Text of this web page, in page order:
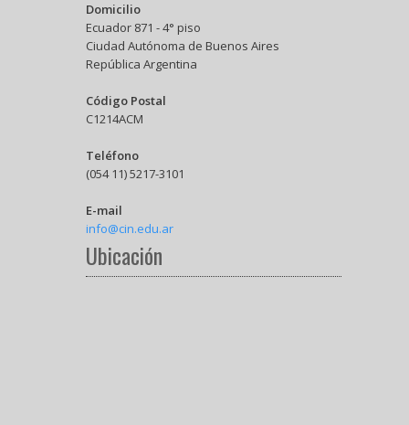
Domicilio
Ecuador 871 - 4° piso
Ciudad Autónoma de Buenos Aires
República Argentina
Código Postal
C1214ACM
Teléfono
(054 11) 5217-3101
E-mail
info@cin.edu.ar
Ubicación